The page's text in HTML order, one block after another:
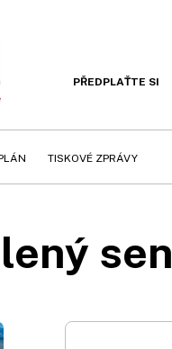
PŘEDPLAŤTE SI
TISKOVÉ ZPRÁVY
sen